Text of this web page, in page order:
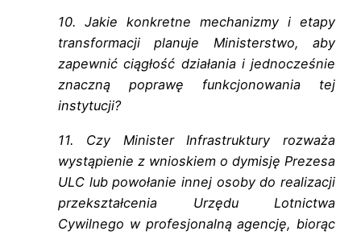
10. Jakie konkretne mechanizmy i etapy
transformacji planuje Ministerstwo, aby
zapewnić ciągłość działania i jednocześnie
znaczną poprawę funkcjonowania tej
instytucji?
11. Czy Minister Infrastruktury rozważa
wystąpienie z wnioskiem o dymisję Prezesa
ULC lub powołanie innej osoby do realizacji
przekształcenia Urzędu Lotnictwa
Cywilnego w profesjonalną agencję, biorąc